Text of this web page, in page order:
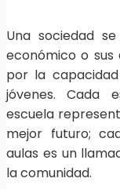
Una sociedad
económico o sus
por la
jóvenes. Cada
escuela
mejor futuro;
aulas es un
la comunidad.